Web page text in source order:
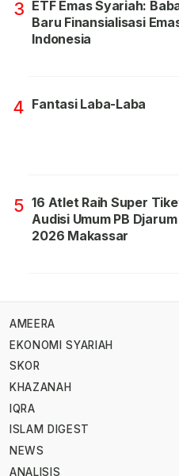
3 ETF Emas Syariah:
Baru Finansialisasi
Indonesia
4 Fantasi Laba-Laba
5 16 Atlet Raih Super
Audisi Umum PB Djarum
2026 Makassar
AMEERA
EKONOMI SYARIAH
SKOR
KHAZANAH
IQRA
ISLAM DIGEST
NEWS
ANALISIS